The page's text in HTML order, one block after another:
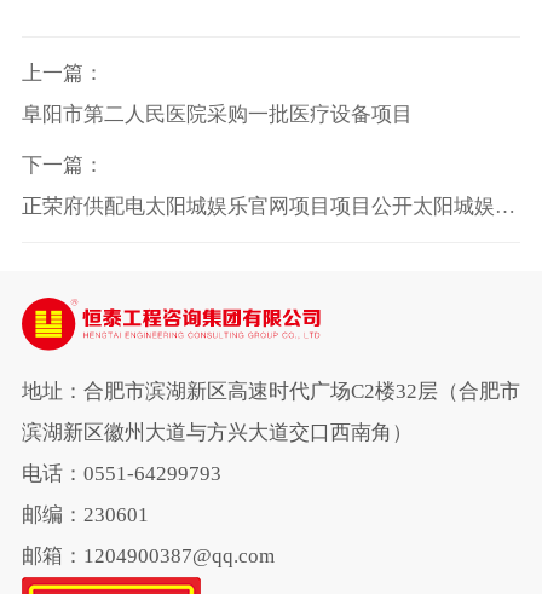
上一篇：
阜阳市第二人民医院采购一批医疗设备项目
下一篇：
正荣府供配电太阳城娱乐官网项目项目公开太阳城娱乐
地址：合肥市滨湖新区高速时代广场C2楼32层（合肥市
滨湖新区徽州大道与方兴大道交口西南角）
电话：0551-64299793
邮编：230601
邮箱：1204900387@qq.com